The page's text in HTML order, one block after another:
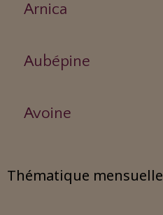
Arnica
Aubépine
Avoine
Thématique mensuelle